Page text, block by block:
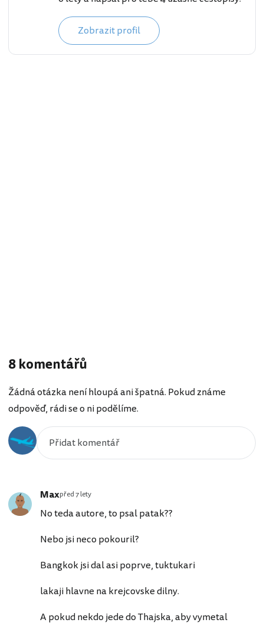
Zobrazit profil
8 komentářů
Žádná otázka není hloupá ani špatná. Pokud známe
odpověď, rádi se o ni podělíme.
Maxpřed 7 lety
No teda autore, to psal patak??
Nebo jsi neco pokouril?
Bangkok jsi dal asi poprve, tuktukari
lakaji hlavne na krejcovske dilny.
A pokud nekdo jede do Thajska, aby vymetal